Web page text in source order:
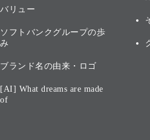
バリュー
ソフトバンクグループの歩
み
ブランド名の由来・ロゴ
[AI] What dreams are made
of